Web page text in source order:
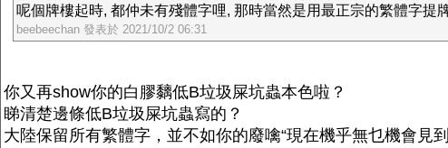
呢個牌樓起時, 都仲未有殘體字哩, 那時當然是用最正宗的繁體字提
beebeechan 發表於 2021/10/2 06:31
你又再show你的白膠黐低B垃圾屎坑蟲本色啦？
睇清楚邊條低B垃圾屎坑蟲寫的？
大陸保留所有繁體字，並不如你的廢噙“現在機乎無乜機會見到